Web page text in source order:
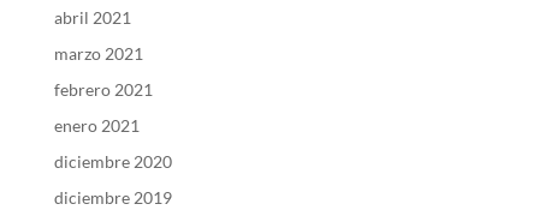
abril 2021
marzo 2021
febrero 2021
enero 2021
diciembre 2020
diciembre 2019